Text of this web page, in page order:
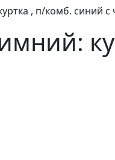
, п/комб. синий с